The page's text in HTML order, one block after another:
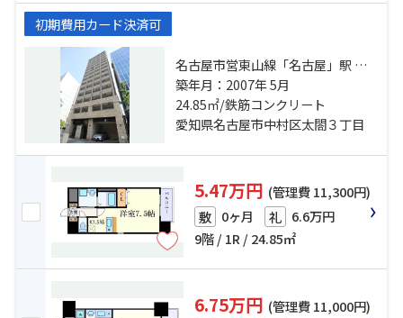
初期費用カード決済可
名古屋市営東山線「名古屋」駅 徒
歩4分 名古屋市営桜通線「太閤通」
駅 徒歩7分 東海道本線「名古屋」
駅 徒歩4分
築年月：2007年 5月
24.85㎡/鉄筋コンクリート
愛知県名古屋市中村区太閤３丁目
5.47万円 (管理費 11,300円)
敷 0ヶ月 礼 6.6万円
9階 / 1R / 24.85㎡
6.75万円 (管理費 11,000円)